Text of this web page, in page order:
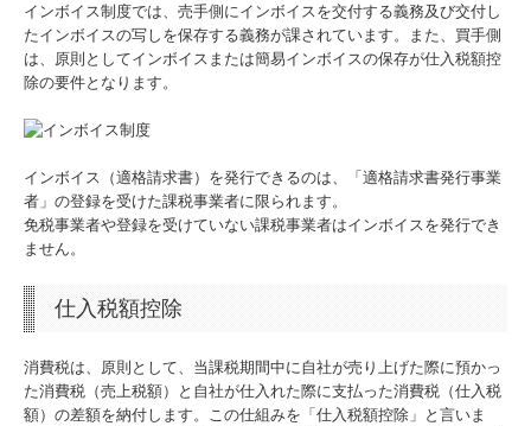
経営革新等支援機関
TKC戦略経営者ローン
お役立ちコーナー
社長メニュー
TKCシステムQ&A
インボイス制度では、売手側にインボイスを交付する義務及び交付し
たインボイスの写しを保存する義務が課されています。また、買手側
は、原則としてインボイスまたは簡易インボイスの保存が仕入税額控
除の要件となります。
インボイス（適格請求書）を発行できるのは、「適格請求書発行事業
者」の登録を受けた課税事業者に限られます。
免税事業者や登録を受けていない課税事業者はインボイスを発行でき
ません。
仕入税額控除
消費税は、原則として、当課税期間中に自社が売り上げた際に預かっ
た消費税（売上税額）と自社が仕入れた際に支払った消費税（仕入税
額）の差額を納付します。この仕組みを「仕入税額控除」と言いま